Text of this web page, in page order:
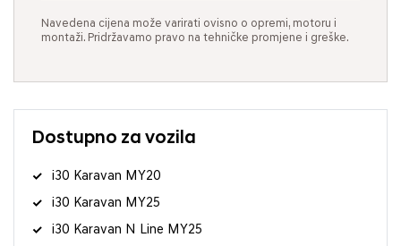
Navedena cijena može varirati ovisno o opremi, motoru i
montaži. Pridržavamo pravo na tehničke promjene i greške.
Dostupno za vozila
i30 Karavan MY20
i30 Karavan MY25
i30 Karavan N Line MY25